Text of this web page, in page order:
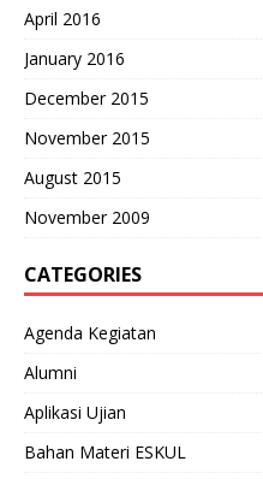
April 2016
January 2016
December 2015
November 2015
August 2015
November 2009
CATEGORIES
Agenda Kegiatan
Alumni
Aplikasi Ujian
Bahan Materi ESKUL